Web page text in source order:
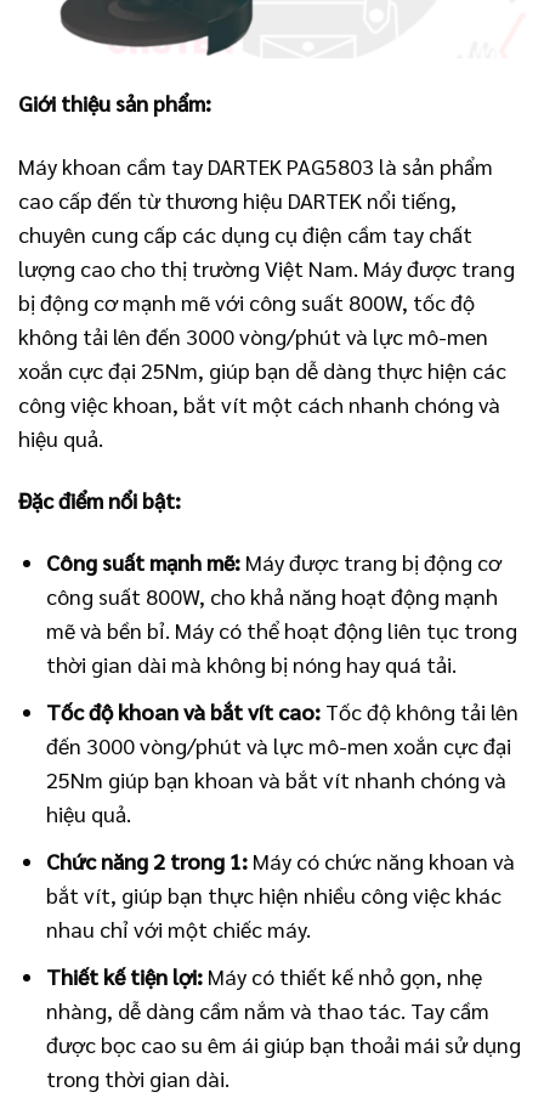
Giới thiệu sản phẩm:
Máy khoan cầm tay DARTEK PAG5803 là sản phẩm
cao cấp đến từ thương hiệu DARTEK nổi tiếng,
chuyên cung cấp các dụng cụ điện cầm tay chất
lượng cao cho thị trường Việt Nam. Máy được trang
bị động cơ mạnh mẽ với công suất 800W, tốc độ
không tải lên đến 3000 vòng/phút và lực mô-men
xoắn cực đại 25Nm, giúp bạn dễ dàng thực hiện các
công việc khoan, bắt vít một cách nhanh chóng và
hiệu quả.
Đặc điểm nổi bật:
Công suất mạnh mẽ: Máy được trang bị động cơ
công suất 800W, cho khả năng hoạt động mạnh
mẽ và bền bỉ. Máy có thể hoạt động liên tục trong
thời gian dài mà không bị nóng hay quá tải.
Tốc độ khoan và bắt vít cao: Tốc độ không tải lên
đến 3000 vòng/phút và lực mô-men xoắn cực đại
25Nm giúp bạn khoan và bắt vít nhanh chóng và
hiệu quả.
Chức năng 2 trong 1: Máy có chức năng khoan và
bắt vít, giúp bạn thực hiện nhiều công việc khác
nhau chỉ với một chiếc máy.
Thiết kế tiện lợi: Máy có thiết kế nhỏ gọn, nhẹ
nhàng, dễ dàng cầm nắm và thao tác. Tay cầm
được bọc cao su êm ái giúp bạn thoải mái sử dụng
trong thời gian dài.